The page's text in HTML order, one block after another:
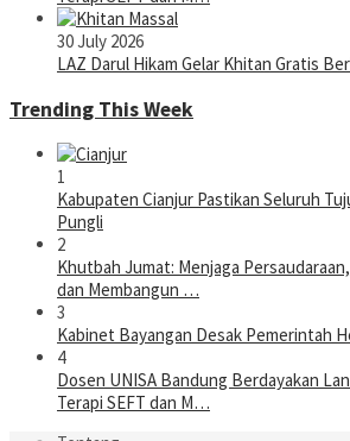
30 July 2026
LAZ Darul Hikam Gelar Khitan Gratis
Trending This Week
1
Kabupaten Cianjur Pastikan Seluruh
Pungli
2
Khutbah Jumat: Menjaga
dan Membangun …
3
Kabinet Bayangan Desak Pemerintah
4
Dosen UNISA Bandung Berdayakan
Terapi SEFT dan M…